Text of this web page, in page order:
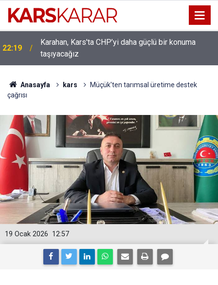
16:15
Uludaşdemir, YENİ Parti’nin kurucu il başkanlığı
görevine getirildi
Anasayfa kars
Müçük'ten tarımsal üretime destek
çağrısı
12:57
19 Ocak 2026